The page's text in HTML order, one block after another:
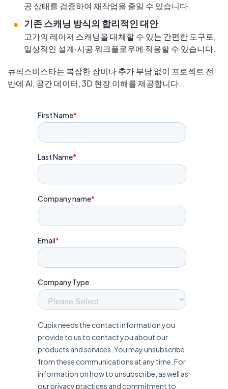
공 상태를 검증하여 재작업을 줄일 수 있습니다.
기존 스캐닝 방식의 합리적인 대안
고가의 레이저 스캐닝을 대체할 수 있는 간편한 도구로,
일상적인 설계·시공 워크플로우에 적용할 수 있습니다.
큐픽스비스타는 복잡한 장비나 추가 부담 없이 프로젝트 전
반에 AI, 공간 데이터, 3D 현장 이해를 제공합니다.